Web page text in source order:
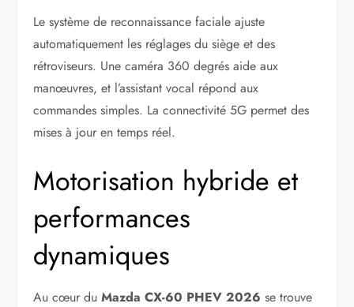
Le système de reconnaissance faciale ajuste
automatiquement les réglages du siège et des
rétroviseurs. Une caméra 360 degrés aide aux
manœuvres, et l’assistant vocal répond aux
commandes simples. La connectivité 5G permet des
mises à jour en temps réel.
Motorisation hybride et
performances
dynamiques
Au cœur duMazda CX-60 PHEV 2026 se trouve